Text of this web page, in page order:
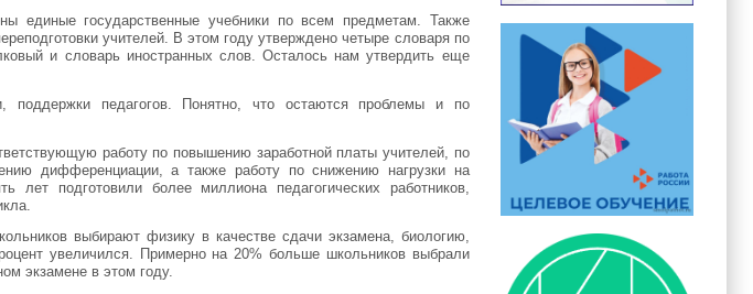
единые государственные учебники по всем предметам. Также
учителей. В этом году утверждено четыре словаря по
и словарь иностранных слов. Осталось нам утвердить еще
поддержки педагогов. Понятно, что остаются проблемы и по
работу по повышению заработной платы учителей, по
дифференциации, а также работу по снижению нагрузки на
подготовили более миллиона педагогических работников,
выбирают физику в качестве сдачи экзамена, биологию,
увеличился. Примерно на 20% больше школьников выбрали
экзамене в этом году.